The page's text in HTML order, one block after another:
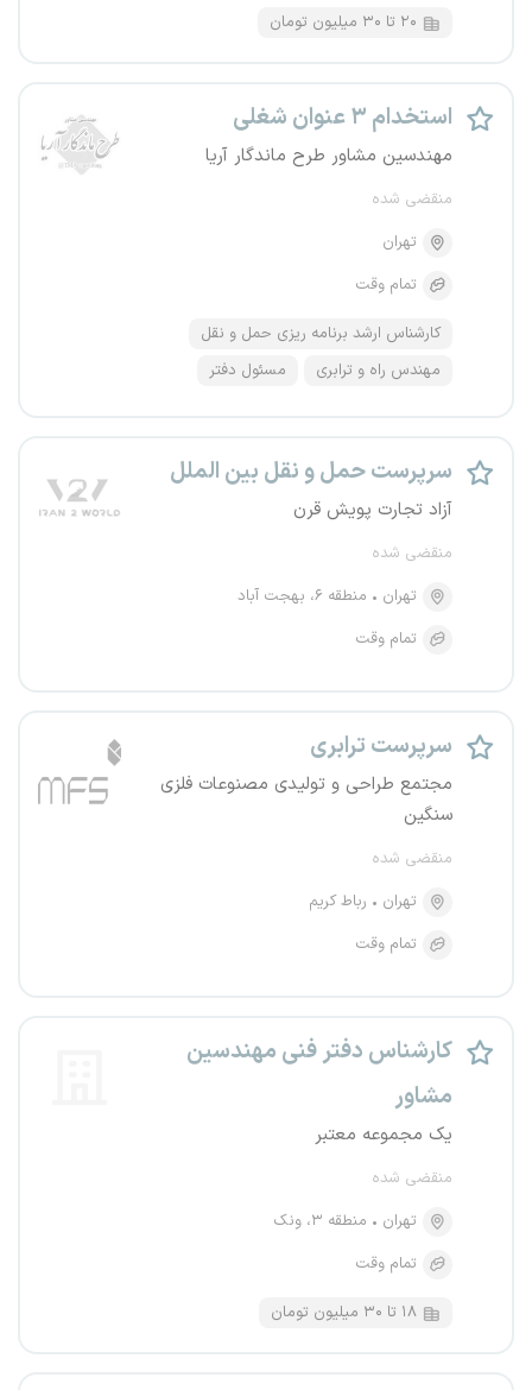
۲۰ تا ۳۰ میلیون تومان
استخدام ۳ عنوان شغلی
مهندسین مشاور طرح ماندگار آریا
منقضی شده
تهران
تمام وقت
کارشناس ارشد برنامه ریزی حمل و نقل
مهندس راه و ترابری
مسئول دفتر
سرپرست حمل و نقل بین الملل
آزاد تجارت پویش قرن
منقضی شده
تهران
منطقه ۶، بهجت آباد
تمام وقت
سرپرست ترابری
مجتمع طراحی و تولیدی مصنوعات فلزی
سنگین
منقضی شده
تهران
رباط کریم
تمام وقت
کارشناس دفتر فنی مهندسین
مشاور
یک مجموعه معتبر
منقضی شده
تهران
منطقه ۳، ونک
تمام وقت
۱۸ تا ۳۰ میلیون تومان